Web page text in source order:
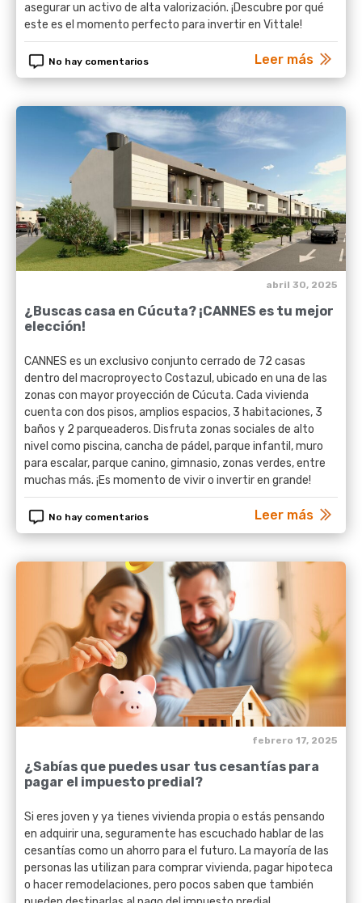
No hay comentarios
asegurar un activo de alta valorización. ¡Descubre por qué
este es el momento perfecto para invertir en Vittale!
Leer más
¿Buscas casa en Cúcuta? ¡CANNES es tu mejor
elección!
abril 30, 2025
No hay comentarios
CANNES es un exclusivo conjunto cerrado de 72 casas
dentro del macroproyecto Costazul, ubicado en una de las
zonas con mayor proyección de Cúcuta. Cada vivienda
cuenta con dos pisos, amplios espacios, 3 habitaciones, 3
baños y 2 parqueaderos. Disfruta zonas sociales de alto
nivel como piscina, cancha de pádel, parque infantil, muro
para escalar, parque canino, gimnasio, zonas verdes, entre
muchas más. ¡Es momento de vivir o invertir en grande!
Leer más
¿Sabías que puedes usar tus cesantías para
pagar el impuesto predial?
febrero 17, 2025
Si eres joven y ya tienes vivienda propia o estás pensando
en adquirir una, seguramente has escuchado hablar de las
cesantías como un ahorro para el futuro. La mayoría de las
personas las utilizan para comprar vivienda, pagar hipoteca
o hacer remodelaciones, pero pocos saben que también